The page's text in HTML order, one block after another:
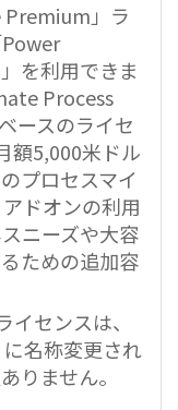
」ラ
を利用できま
Process
ースのライセ
額5,000米ドル
プロセスマイ
ドオンの利用
ニーズや大容
ための追加容
センスは、
名称変更され
りません。